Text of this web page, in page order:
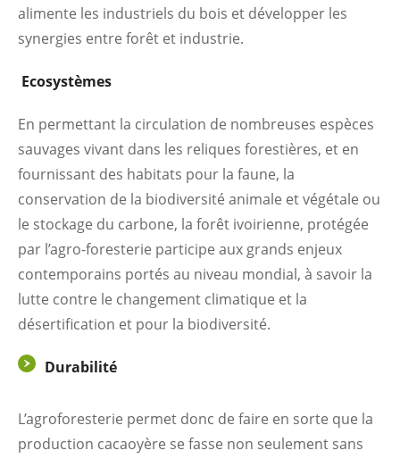
alimente les industriels du bois et développer les
synergies entre forêt et industrie.
Ecosystèmes
En permettant la circulation de nombreuses espèces
sauvages vivant dans les reliques forestières, et en
fournissant des habitats pour la faune, la
conservation de la biodiversité animale et végétale ou
le stockage du carbone, la forêt ivoirienne, protégée
par l’agro-foresterie participe aux grands enjeux
contemporains portés au niveau mondial, à savoir la
lutte contre le changement climatique et la
désertification et pour la biodiversité.
Durabilité
L’agroforesterie permet donc de faire en sorte que la
production cacaoyère se fasse non seulement sans